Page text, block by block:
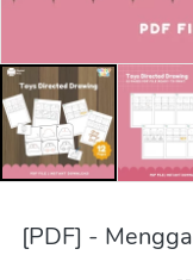
[PDF] -